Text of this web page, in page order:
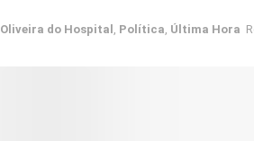
Oliveira do Hospital , Política, Última Hora